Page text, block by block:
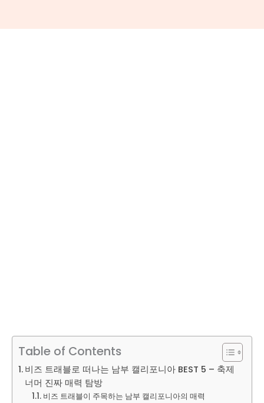
Table of Contents
비즈 트래블로 떠나는 남부 캘리포니아 BEST 5 – 축제
너머 진짜 매력 탐방
비즈 트래블이 주목하는 남부 캘리포니아의 매력